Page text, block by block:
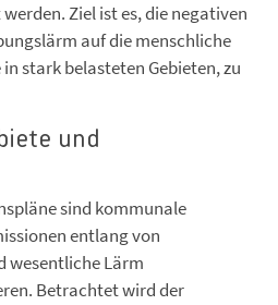
Ziel ist es, die negativen
auf die menschliche
stark belasteten Gebieten, zu
und
sind kommunale
entlang von
wesentliche Lärm
Betrachtet wird der